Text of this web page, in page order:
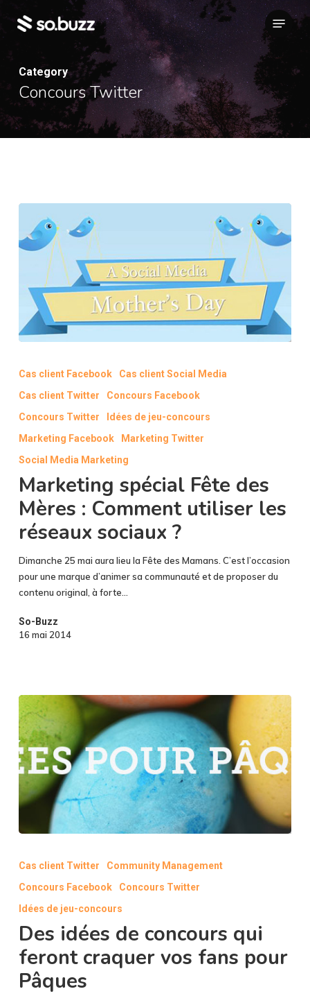
main
Menu
Category
Concours Twitter
Fête
des
Mères
Comment
utiliser
les
réseaux
sociaux
Cas client Facebook
Cas client Social Media
Cas client Twitter
Concours Facebook
Concours Twitter
Idées de jeu-concours
Marketing Facebook
Marketing Twitter
Social Media Marketing
Marketing spécial Fête des
Mères : Comment utiliser les
réseaux sociaux ?
Dimanche 25 mai aura lieu la Fête des Mamans. C’est l’occasion
pour une marque d’animer sa communauté et de proposer du
contenu original, à forte…
So-Buzz
16 mai 2014
de
concours
qui
craquer
vos
fans
pour
Cas client Twitter
Community Management
Concours Facebook
Concours Twitter
Idées de jeu-concours
Des idées de concours qui
feront craquer vos fans pour
Pâques